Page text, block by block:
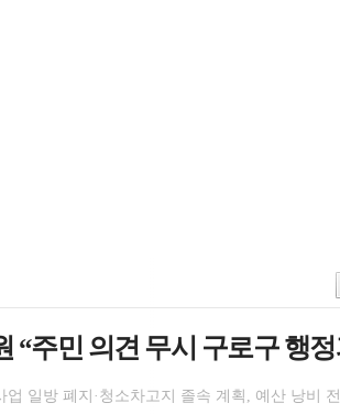
“주민 의견 무시 구로구 행
업 일방 폐지·청소차고지 졸속 계획, 예산 낭비